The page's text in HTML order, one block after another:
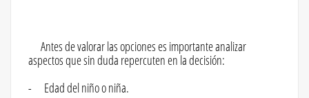
Antes de valorar las opciones es importante analizar
aspectos que sin duda repercuten en la decisión:
- Edad del niño o niña.